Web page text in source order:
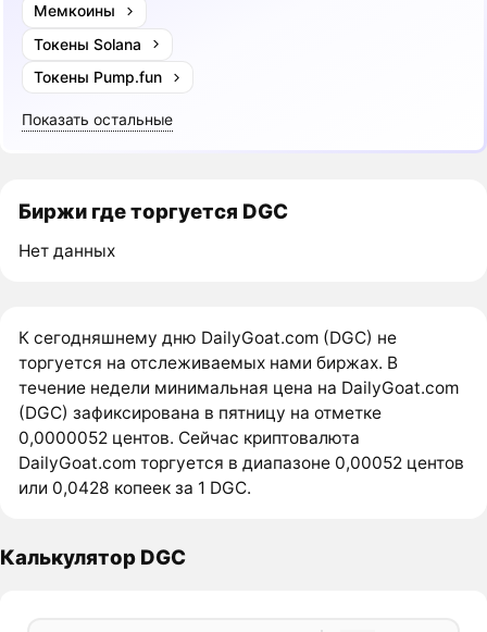
Мемкоины
Токены Solana
Токены Pump.fun
Показать остальные
Биржи где торгуется DGC
Нет данных
К сегодняшнему дню DailyGoat.com (DGC) не
торгуется на отслеживаемых нами биржах. В
течение недели минимальная цена на DailyGoat.com
(DGC) зафиксирована в пятницу на отметке
0,0000052 центов. Сейчас криптовалюта
DailyGoat.com торгуется в диапазоне 0,00052 центов
или 0,0428 копеек за 1 DGC.
Калькулятор DGC